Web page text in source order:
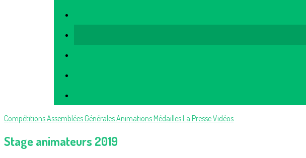
CompétitionsAssemblées GénéralesAnimationsMédaillesLa PresseVidéos
Stage animateurs 2019